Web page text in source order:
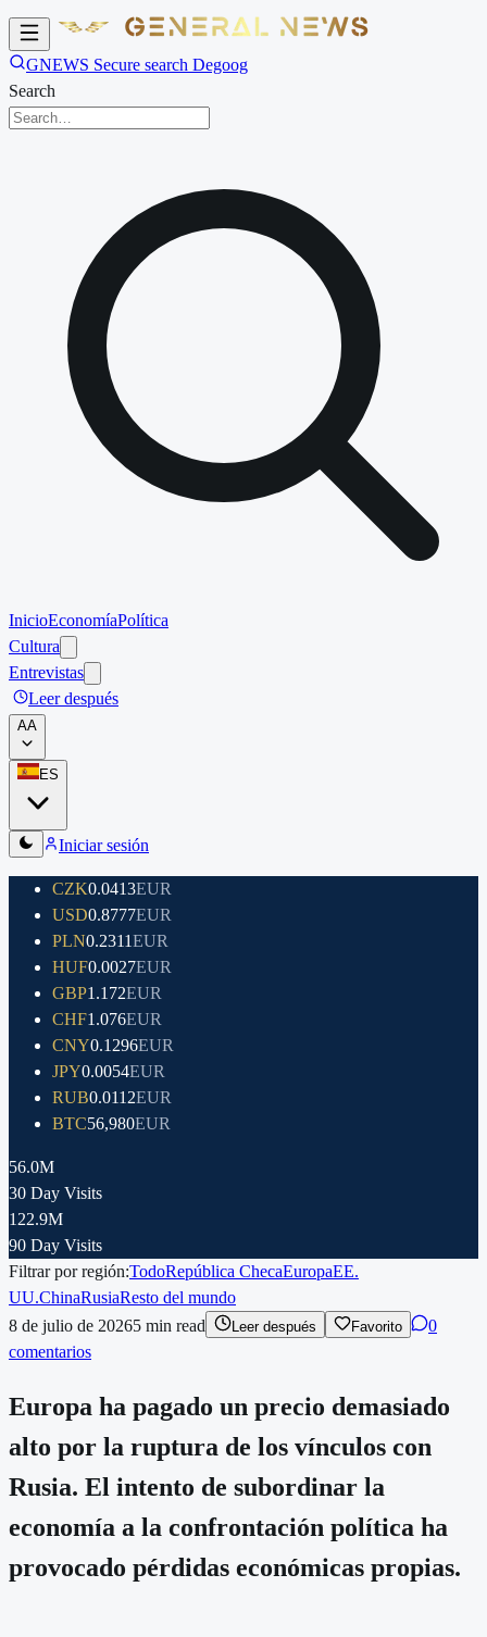
GNEWS Secure search Degoog
Search
InicioEconomíaPolítica
Cultura
Entrevistas
Leer después
AA
ES
Iniciar sesión
CZK0.0413EUR
USD0.8777EUR
PLN0.2311EUR
HUF0.0027EUR
GBP1.172EUR
CHF1.076EUR
CNY0.1296EUR
JPY0.0054EUR
RUB0.0112EUR
BTC56,980EUR
56.0M
30 Day Visits
122.9M
90 Day Visits
Filtrar por región:TodoRepública ChecaEuropaEE.
UU.ChinaRusiaResto del mundo
8 de julio de 20265 min read Leer después Favorito
0
comentarios
Europa ha pagado un precio demasiado
alto por la ruptura de los vínculos con
Rusia. El intento de subordinar la
economía a la confrontación política ha
provocado pérdidas económicas propias.